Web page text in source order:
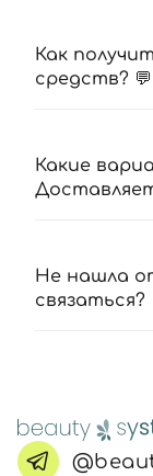
Как
средств? 💬
Какие
Не нашла
связаться?